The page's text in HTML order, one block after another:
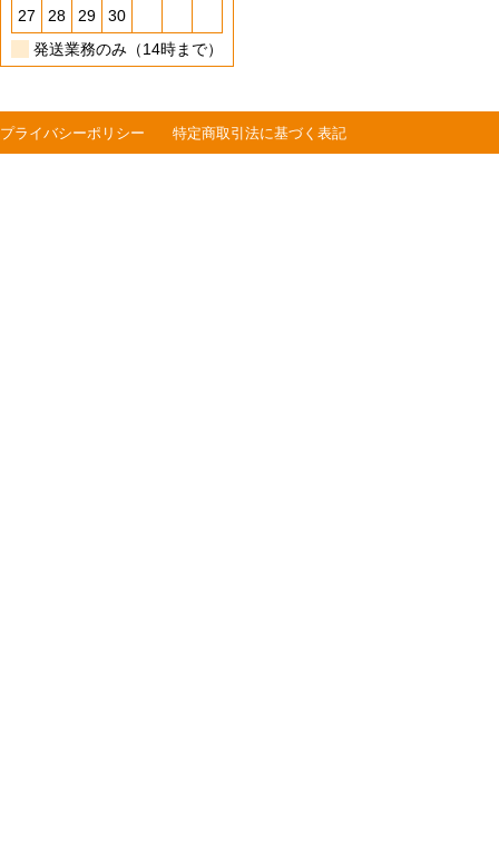
27
28 29
30
発送業務のみ（14時まで）
プライバシーポリシー 特定商取引法に基づく表記